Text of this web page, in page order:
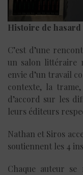
Histoire de hasard
C’est d’une
un salon littéraire
envie d’un travail
contexte, la
d’accord sur les
leurs éditeurs
Nathan et Siros
soutiennent les 4
Chaque auteur